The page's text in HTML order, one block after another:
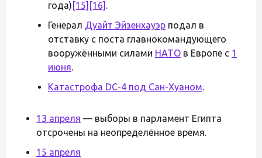
года) [15] [16] .
Генерал Дуайт Эйзенхауэр подал в
отставку с поста главнокомандующего
вооружёнными силами НАТО в Европе с 1
июня.
Катастрофа DC-4 под Сан-Хуаном.
13 апреля — выборы в парламент Египта
отсрочены на неопределённое время.
15 апреля